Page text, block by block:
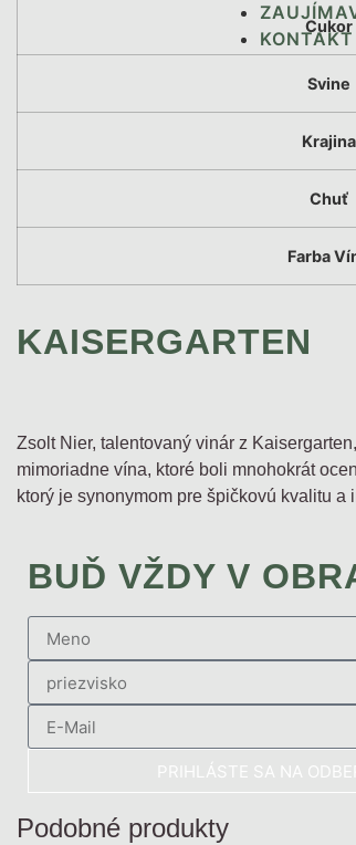
KONTAKT
Cukor
Svine
Krajina
Chuť
Farba
KAISERGARTEN
Zsolt Nier, talentovaný vinár z
mimoriadne vína, ktoré boli mnohokrát
ktorý je synonymom pre špičkovú kvalitu a
BUĎ VŽDY V
PRIHLÁSTE SA NA
Podobné produkty